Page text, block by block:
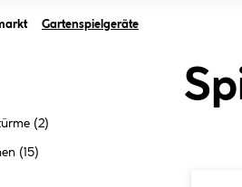
Gartenspielgeräte
(2)
(15)